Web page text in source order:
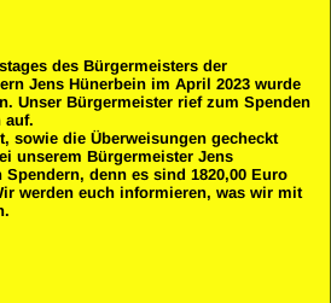
des Bürgermeisters der
Jens Hünerbein im April 2023 wurde
Unser Bürgermeister rief zum Spenden
auf.
sowie die Überweisungen gecheckt
unserem Bürgermeister Jens
denn es sind 1820,00 Euro
werden euch informieren, was wir mit